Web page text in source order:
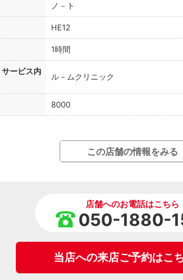
ノ－ト
HE12
1時間
サービス内
ル－ムクリニック
8000
この店舗の情報をみる
店舗へのお電話はこちら
050-1880-
当店への来店ご予約はこ